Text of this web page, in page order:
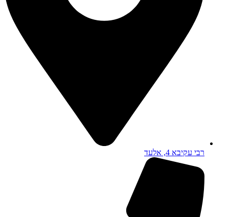
רבי עקיבא 4, אלעד